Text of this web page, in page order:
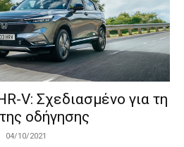
V: Σχεδιασμένο για τη
οδήγησης
04/10/2021